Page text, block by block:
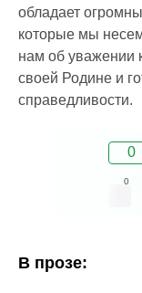
обладает
которые мы
нам об уважении
своей Родине и
справедливости.
0
0
В прозе: